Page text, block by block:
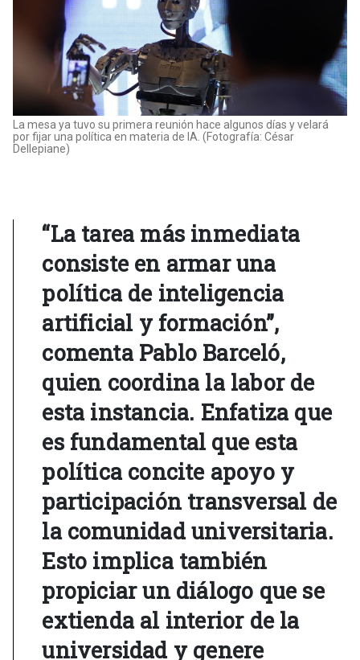
La mesa ya tuvo su primera reunión hace algunos días y velará
por fijar una política en materia de IA. (Fotografía: César
Dellepiane)
“La tarea más inmediata
consiste en armar una
política de inteligencia
artificial y formación”,
comenta Pablo Barceló,
quien coordina la labor de
esta instancia. Enfatiza que
es fundamental que esta
política concite apoyo y
participación transversal de
la comunidad universitaria.
Esto implica también
propiciar un diálogo que se
extienda al interior de la
universidad y genere